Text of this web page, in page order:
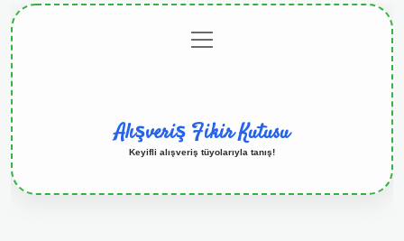
menüyü
aç
Alışveriş Fikir Kutusu
Keyifli alışveriş tüyolarıyla tanış!